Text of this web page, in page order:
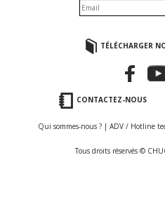
TÉLÉCHARGER
CONTACTEZ-NOUS
Qui sommes-nous ? | ADV / Hotline
Tous droits réservés ©